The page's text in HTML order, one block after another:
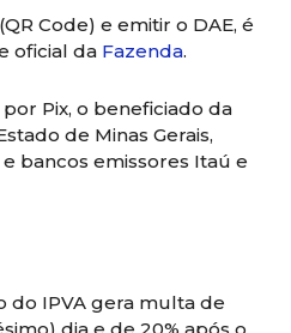
Code) e emitir o DAE, é
oficial da Fazenda.
Pix, o beneficiado da
de Minas Gerais,
e bancos emissores Itaú e
do IPVA gera multa de